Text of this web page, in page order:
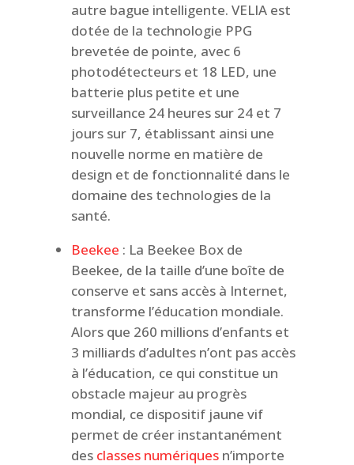
autre bague intelligente. VELIA est
dotée de la technologie PPG
brevetée de pointe, avec 6
photodétecteurs et 18 LED, une
batterie plus petite et une
surveillance 24 heures sur 24 et 7
jours sur 7, établissant ainsi une
nouvelle norme en matière de
design et de fonctionnalité dans le
domaine des technologies de la
santé.
Beekee : La Beekee Box de
Beekee, de la taille d’une boîte de
conserve et sans accès à Internet,
transforme l’éducation mondiale.
Alors que 260 millions d’enfants et
3 milliards d’adultes n’ont pas accès
à l’éducation, ce qui constitue un
obstacle majeur au progrès
mondial, ce dispositif jaune vif
permet de créer instantanément
des classes numériques n’importe